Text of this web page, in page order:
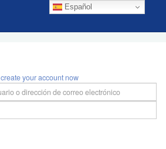
Español
create your account now